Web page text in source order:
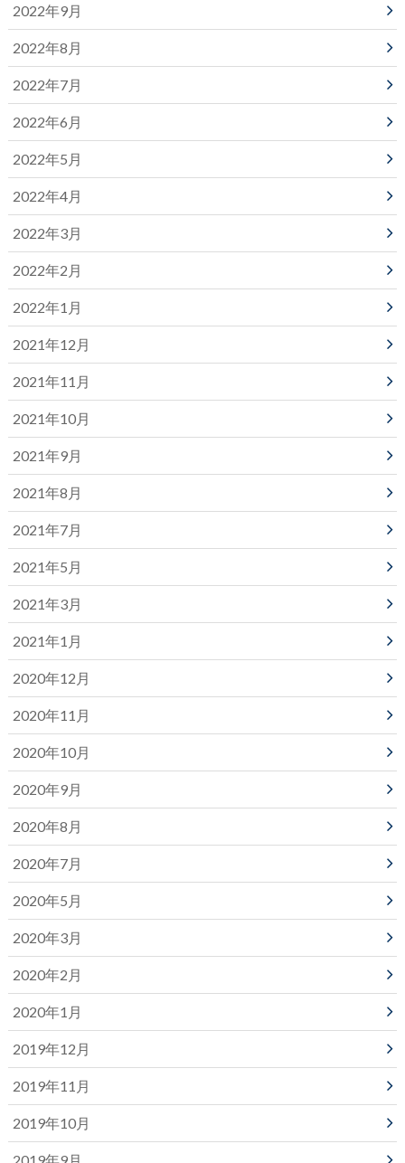
2022年9月
2022年8月
2022年7月
2022年6月
2022年5月
2022年4月
2022年3月
2022年2月
2022年1月
2021年12月
2021年11月
2021年10月
2021年9月
2021年8月
2021年7月
2021年5月
2021年3月
2021年1月
2020年12月
2020年11月
2020年10月
2020年9月
2020年8月
2020年7月
2020年5月
2020年3月
2020年2月
2020年1月
2019年12月
2019年11月
2019年10月